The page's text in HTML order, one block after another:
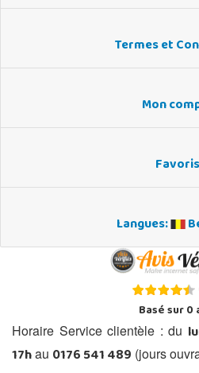
Termes et
Mon
Favoris
Langues:
Basé sur0
Horaire Service clientèle : du
17hau 0176 541 489 (jours